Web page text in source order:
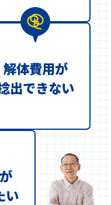
解体費用が
出できない
い